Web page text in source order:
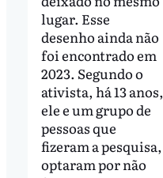
lugar. Esse
desenho ainda não
foi encontrado em
2023. Segundo o
ativista, há 13 anos,
ele e um grupo de
pessoas que
fizeram a pesquisa,
optaram por não